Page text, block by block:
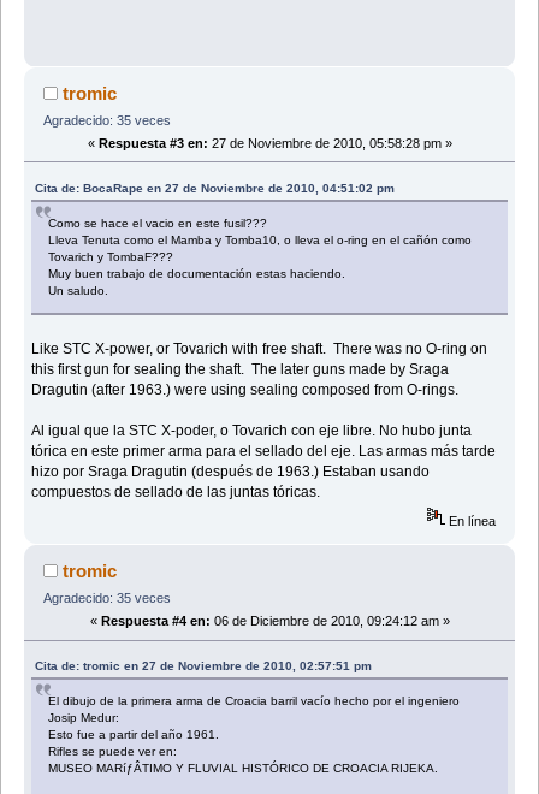
tromic
Agradecido: 35 veces
« Respuesta #3 en: 27 de Noviembre de 2010, 05:58:28 pm »
Cita de: BocaRape en 27 de Noviembre de 2010, 04:51:02 pm
Como se hace el vacio en este fusil???
Lleva Tenuta como el Mamba y Tomba10, o lleva el o-ring en el cañón como
Tovarich y TombaF???
Muy buen trabajo de documentación estas haciendo.
Un saludo.
Like STC X-power, or Tovarich with free shaft. There was no O-ring on
this first gun for sealing the shaft. The later guns made by Sraga
Dragutin (after 1963.) were using sealing composed from O-rings.
Al igual que la STC X-poder, o Tovarich con eje libre. No hubo junta
tórica en este primer arma para el sellado del eje. Las armas más tarde
hizo por Sraga Dragutin (después de 1963.) Estaban usando
compuestos de sellado de las juntas tóricas.
En línea
tromic
Agradecido: 35 veces
« Respuesta #4 en: 06 de Diciembre de 2010, 09:24:12 am »
Cita de: tromic en 27 de Noviembre de 2010, 02:57:51 pm
El dibujo de la primera arma de Croacia barril vacío hecho por el ingeniero
Josip Medur:
Esto fue a partir del año 1961.
Rifles se puede ver en:
MUSEO MARíƒÂTIMO Y FLUVIAL HISTÓRICO DE CROACIA RIJEKA.